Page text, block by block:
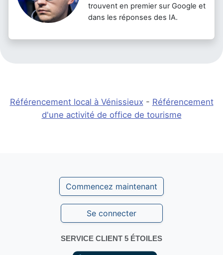
trouvent en premier sur Google et
dans les réponses des IA.
Référencement local à Vénissieux - Référencement
d'une activité de office de tourisme
Commencez maintenant
Se connecter
SERVICE CLIENT 5 ÉTOILES